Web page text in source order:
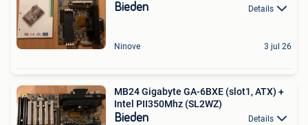
Bieden Details
Ninove 3 jul 26
MB24 Gigabyte GA-6BXE (slot1, ATX) +
Intel PII350Mhz (SL2WZ)
Bieden Details